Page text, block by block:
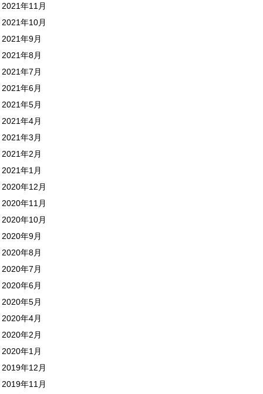
2021年11月
2021年10月
2021年9月
2021年8月
2021年7月
2021年6月
2021年5月
2021年4月
2021年3月
2021年2月
2021年1月
2020年12月
2020年11月
2020年10月
2020年9月
2020年8月
2020年7月
2020年6月
2020年5月
2020年4月
2020年2月
2020年1月
2019年12月
2019年11月